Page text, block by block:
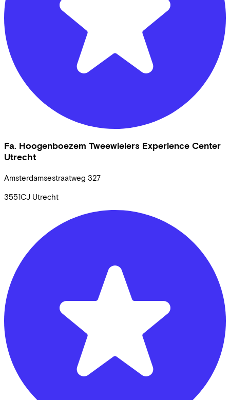
Fa. Hoogenboezem Tweewielers Experience Center
Utrecht
Amsterdamsestraatweg 327
3551CJ Utrecht